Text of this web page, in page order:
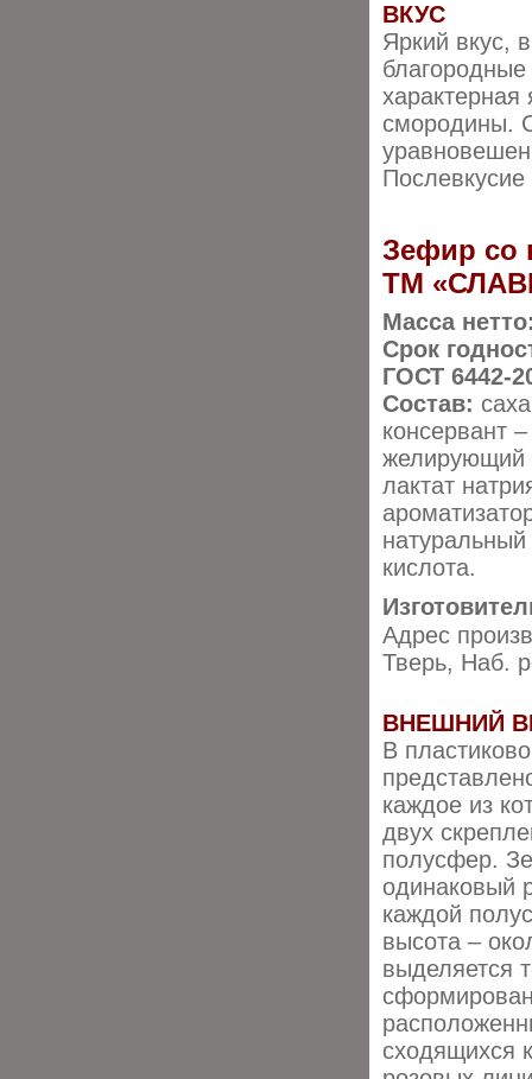
ВКУС
Яркий вкус,
характерная
смородины.
Зефир со
ТМ
Масса
Срок
ГОСТ 6442-
Состав:
консервант
желирующий
лактат
кислота.
Адрес
Тверь, Наб.
ВНЕШНИЙ
В
каждое из
двух
полусфер.
одинаковый
каждой
высота –
выделяется
сходящихся